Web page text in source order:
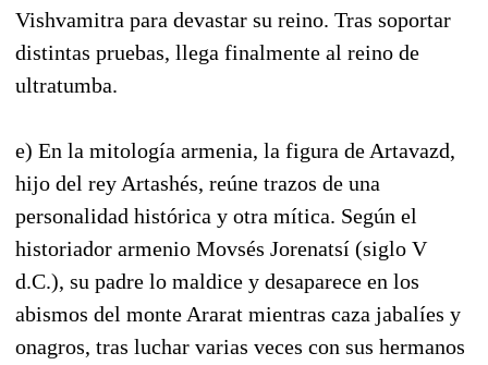
Vishvamitra para devastar su reino. Tras soportar
distintas pruebas, llega finalmente al reino de
ultratumba.
e) En la mitología armenia, la figura de Artavazd,
hijo del rey Artashés, reúne trazos de una
personalidad histórica y otra mítica. Según el
historiador armenio Movsés Jorenatsí (siglo V
d.C.), su padre lo maldice y desaparece en los
abismos del monte Ararat mientras caza jabalíes y
onagros, tras luchar varias veces con sus hermanos